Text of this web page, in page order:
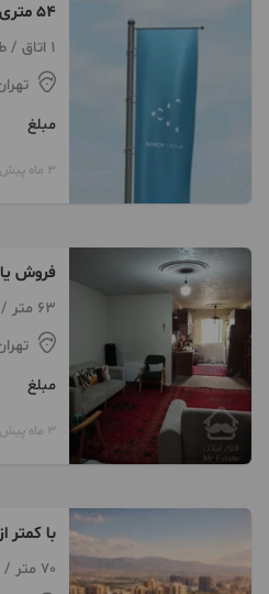
۵۴ متری 404 فول امکانات
1 اتاق / طبقه 4 / ساخت 1404
مبلغ
3 ماه پیش
۱ یا ۵
63 متر / 2 اتاق / طبقه 2
مبلغ
3 ماه پیش
با
شوید
70 متر / 2 اتاق / طبقه 3